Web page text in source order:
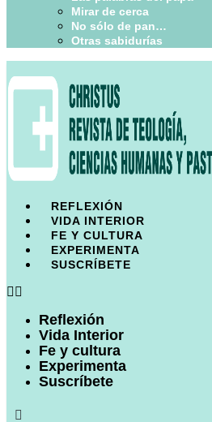
Mirar de cerca
No sólo de pan…
Otras sabidurías
REFLEXIÓN
VIDA INTERIOR
FE Y CULTURA
EXPERIMENTA
SUSCRÍBETE
Reflexión
Vida Interior
Fe y cultura
Experimenta
Suscríbete